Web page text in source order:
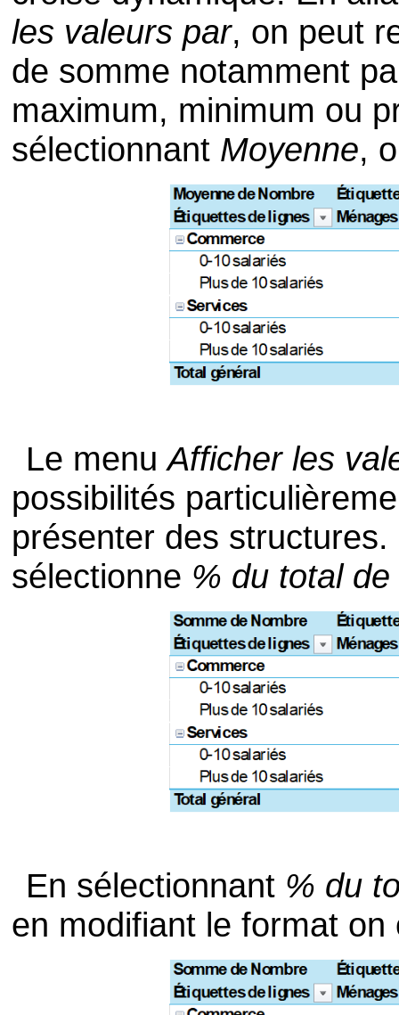
les valeurs par, on peut
de somme notamment
maximum, minimum ou
sélectionnant Moyenne,
Le menuAfficher les
possibilités
présenter des
sélectionne % du total
En sélectionnant % du
en modifiant le format on